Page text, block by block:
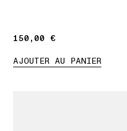
150,00 €
150,00 €
AJOUTER AU PANIER